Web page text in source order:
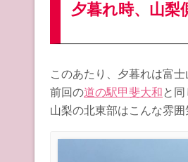
夕暮れ時、山梨
このあたり、夕暮れは富
前回の道の駅甲斐大和と
山梨の北東部はこんな雰囲